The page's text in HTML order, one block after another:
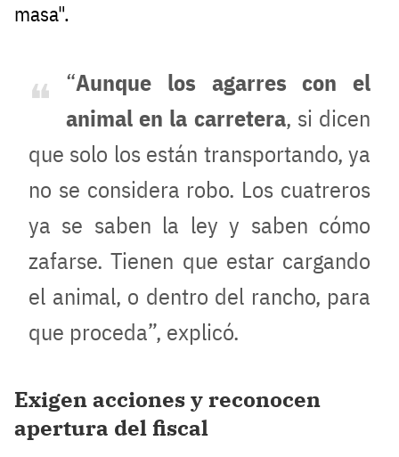
masa".
“Aunque los agarres con el
animal en la carretera, si dicen
que solo los están transportando, ya
no se considera robo. Los cuatreros
ya se saben la ley y saben cómo
zafarse. Tienen que estar cargando
el animal, o dentro del rancho, para
que proceda”, explicó.
Exigen acciones y reconocen
apertura del fiscal